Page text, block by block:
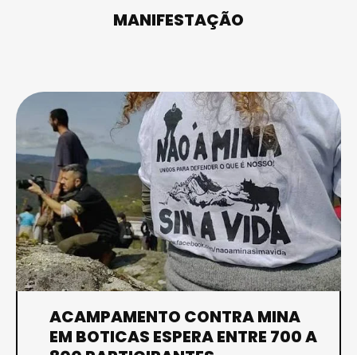
MANIFESTAÇÃO
ACAMPAMENTO CONTRA MINA
EM BOTICAS ESPERA ENTRE 700 A